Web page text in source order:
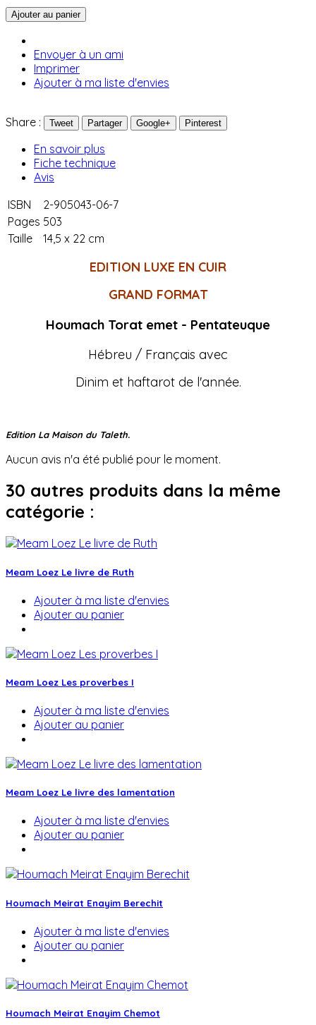
Ajouter au panier
Envoyer à un ami
Imprimer
Ajouter à ma liste d'envies
Share : Tweet Partager Google+ Pinterest
En savoir plus
Fiche technique
Avis
ISBN
2-905043-06-7
Pages 503
Taille
14,5 x 22 cm
EDITION LUXE EN CUIR
GRAND FORMAT
Houmach Torat emet - Pentateuque
Hébreu / Français avec
Dinim et haftarot de l'année.
Edition La Maison du Taleth.
Aucun avis n'a été publié pour le moment.
30 autres produits dans la même
catégorie :
Meam Loez Le livre de Ruth
Ajouter à ma liste d'envies
Ajouter au panier
Meam Loez Les proverbes I
Ajouter à ma liste d'envies
Ajouter au panier
Meam Loez Le livre des lamentation
Ajouter à ma liste d'envies
Ajouter au panier
Houmach Meirat Enayim Berechit
Ajouter à ma liste d'envies
Ajouter au panier
Houmach Meirat Enayim Chemot